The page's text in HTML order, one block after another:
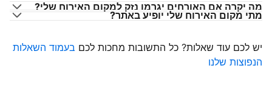
מה יקרה אם האורחים יגרמו נזק למקום האירוח שלי?
מתי מקום האירוח שלי יופיע באתר?
יש לכם עוד שאלות? כל התשובות מחכות לכם בעמוד השאלות
הנפוצות שלנו